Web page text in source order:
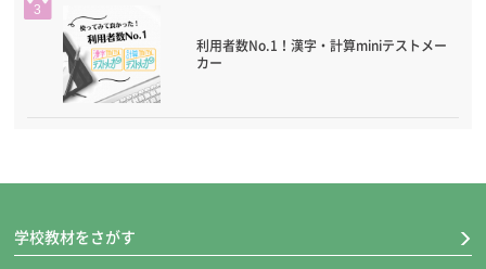
3
利用者数No.1！漢字・計算miniテストメー
カー
学校教材をさがす